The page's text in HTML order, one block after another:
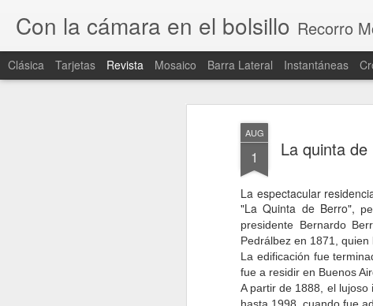
AUG
1 La quinta
La espectacular
"La Quinta de Berro",
presidente Bernardo
Pedrálbez en 1871, quien
La edificación fue
fue a residir en Buenos
A partir de 1888, el
Con la cámara en el bolsillo Recorro
Clásica Tarjetas Revista Mosaico Barra Lateral Instantáneas